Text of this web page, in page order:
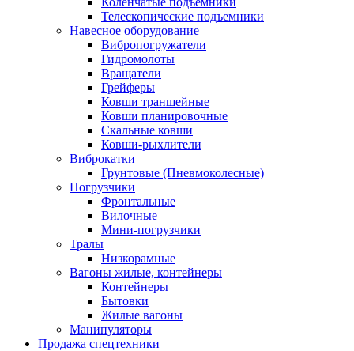
Телескопические подъемники
Навесное оборудование
Вибропогружатели
Гидромолоты
Вращатели
Грейферы
Ковши траншейные
Ковши планировочные
Скальные ковши
Ковши-рыхлители
Виброкатки
Грунтовые (Пневмоколесные)
Погрузчики
Фронтальные
Вилочные
Мини-погрузчики
Тралы
Низкорамные
Вагоны жилые, контейнеры
Контейнеры
Бытовки
Жилые вагоны
Манипуляторы
Продажа спецтехники